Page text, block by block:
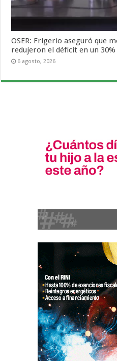
OSER: Frigerio aseguró que
redujeron el déficit en un
6 agosto, 2026